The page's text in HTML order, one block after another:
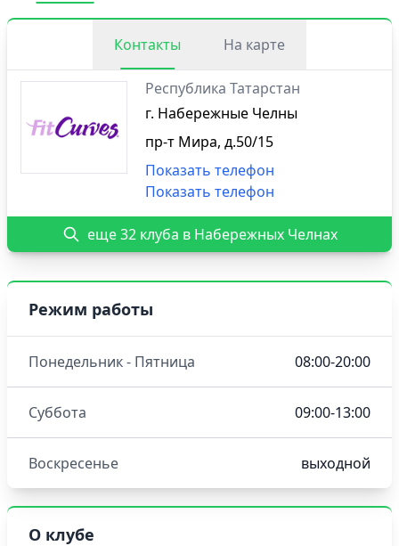
О клубе
Контакты На карте
Республика Татарстан
г. Набережные Челны
пр-т Мира, д.50/15
Показать телефон
Показать телефон
еще 32 клуба в Набережных Челнах
Режим работы
Понедельник - Пятница 08:00-20:00
Суббота 09:00-13:00
Воскресенье выходной